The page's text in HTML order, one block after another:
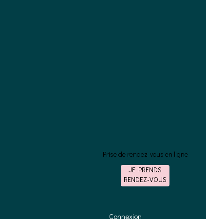
Prise de rendez-vous en ligne
JE PRENDS
RENDEZ-VOUS
Connexion